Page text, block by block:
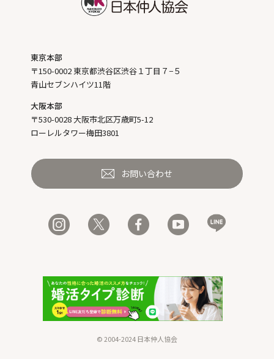
東京本部
〒150-0002 東京都渋谷区渋谷１丁目７−５
青山セブンハイツ11階
大阪本部
〒530-0028 大阪市北区万歳町5-12
ローレルタワー梅田3801
お問い合わせ
© 2004-2024 日本仲人協会